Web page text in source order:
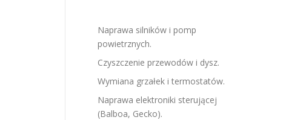
Naprawa silników i pomp
powietrznych.
Czyszczenie przewodów i dysz.
Wymiana grzałek i termostatów.
Naprawa elektroniki sterującej
(Balboa, Gecko).